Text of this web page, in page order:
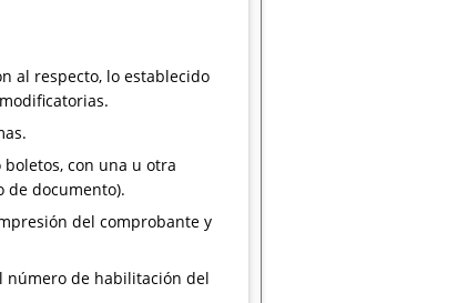
al respecto, lo establecido
boletos, con una u otra
de documento).
del comprobante y
número de habilitación del